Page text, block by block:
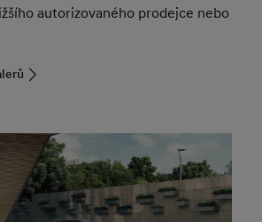
autorizovaného prodejce nebo